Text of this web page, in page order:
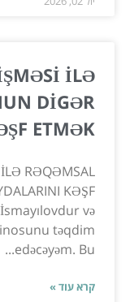
İLƏ
DİGƏR
ETMƏK
RƏQƏMSAL
KƏŞF
və
təqdim
edəcəyəm. Bu...
קרא עוד »